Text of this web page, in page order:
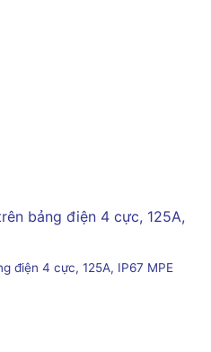
điện 4 cực, 125A, IP67 MPE